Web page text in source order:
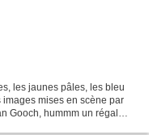
les jaunes pâles, les bleu
mises en scène par
Gooch, hummm un régal